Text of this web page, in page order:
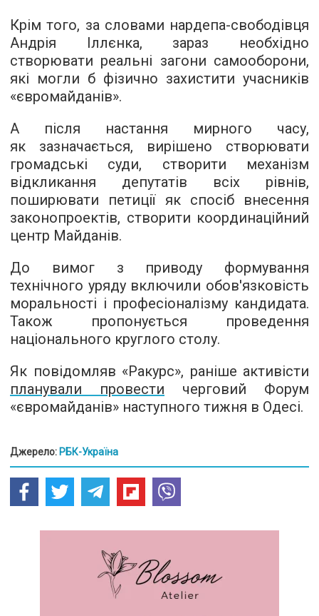
Крім того, за словами нардепа-свободівця
Андрія Іллєнка, зараз необхідно
створювати реальні загони самооборони,
які могли б фізично захистити учасників
«євромайданів».
А після настання мирного часу,
як зазначається, вирішено створювати
громадські суди, створити механізм
відкликання депутатів всіх рівнів,
поширювати петиції як спосіб внесення
законопроектів, створити координаційний
центр Майданів.
До вимог з приводу формування
технічного уряду включили обов'язковість
моральності і професіоналізму кандидата.
Також пропонується проведення
національного круглого столу.
Як повідомляв «Ракурс», раніше активісти
планували провести черговий Форум
«євромайданів» наступного тижня в Одесі.
Джерело: РБК-Україна